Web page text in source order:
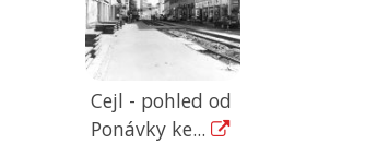
Cejl - pohled od
Ponávky ke...